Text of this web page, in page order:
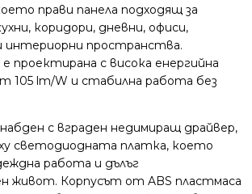
прави панела подходящ за
коридори, дневни, офиси,
интериорни пространства.
проектирана с висока енергийна
105 lm/W и стабилна работа без
с вграден недимиращ драйвер,
светодиодната платка, което
работа и дълъг
живот. Корпусът от ABS пластмаса